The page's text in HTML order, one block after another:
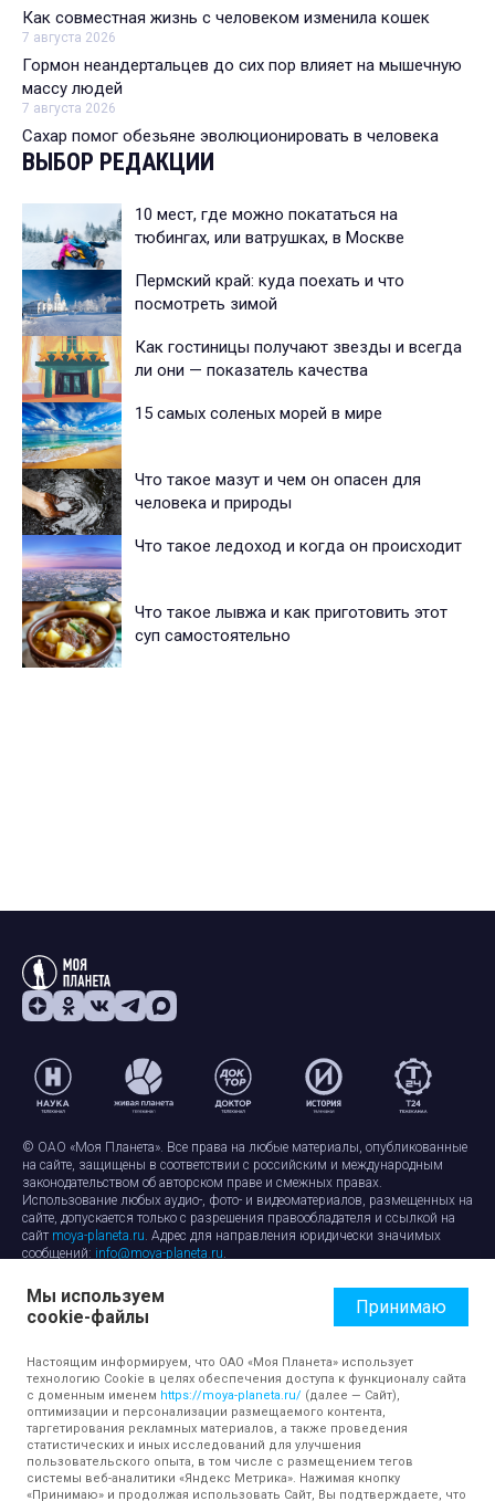
Как совместная жизнь с человеком изменила кошек
7 августа 2026
Гормон неандертальцев до сих пор влияет на мышечную
массу людей
7 августа 2026
Сахар помог обезьяне эволюционировать в человека
ВЫБОР РЕДАКЦИИ
10 мест, где можно покататься на
тюбингах, или ватрушках, в Москве
Пермский край: куда поехать и что
посмотреть зимой
Как гостиницы получают звезды и всегда
ли они — показатель качества
15 самых соленых морей в мире
Что такое мазут и чем он опасен для
человека и природы
Что такое ледоход и когда он происходит
Что такое лывжа и как приготовить этот
суп самостоятельно
© ОАО «Моя Планета». Все права на любые материалы, опубликованные
на сайте, защищены в соответствии с российским и международным
законодательством об авторском праве и смежных правах.
Использование любых аудио-, фото- и видеоматериалов, размещенных на
сайте, допускается только с разрешения правообладателя и ссылкой на
сайт moya-planeta.ru. Адрес для направления юридически значимых
сообщений: info@moya-planeta.ru.
Правила сайтаРабота с cookie-файлами
Защита персональных данных
Обработка персональных данных
Мы используем
cookie-файлы
Принимаю
Настоящим информируем, что ОАО «Моя Планета» использует
технологию Cookie в целях обеспечения доступа к функционалу сайта
с доменным именем https://moya-planeta.ru/ (далее — Сайт),
оптимизации и персонализации размещаемого контента,
таргетирования рекламных материалов, а также проведения
статистических и иных исследований для улучшения
пользовательского опыта, в том числе с размещением тегов
системы веб-аналитики «Яндекс Метрика». Нажимая кнопку
«Принимаю» и продолжая использовать Сайт, Вы подтверждаете, что